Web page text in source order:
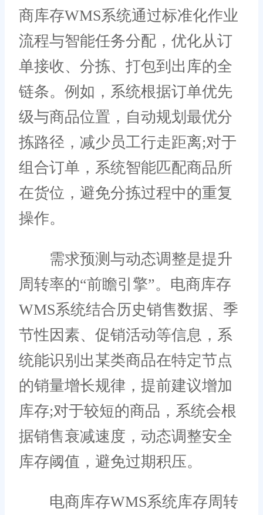
商库存WMS系统通过标准化作业
流程与智能任务分配，优化从订
单接收、分拣、打包到出库的全
链条。例如，系统根据订单优先
级与商品位置，自动规划最优分
拣路径，减少员工行走距离;对于
组合订单，系统智能匹配商品所
在货位，避免分拣过程中的重复
操作。
需求预测与动态调整是提升
周转率的“前瞻引擎”。电商库存
WMS系统结合历史销售数据、季
节性因素、促销活动等信息，系
统能识别出某类商品在特定节点
的销量增长规律，提前建议增加
库存;对于较短的商品，系统会根
据销售衰减速度，动态调整安全
库存阈值，避免过期积压。
电商库存WMS系统库存周转